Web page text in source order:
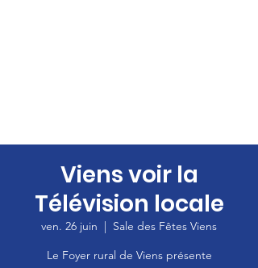
Viens voir la
Télévision locale
ven. 26 juin
  |
Sale des Fêtes Viens
Le Foyer rural de Viens présente